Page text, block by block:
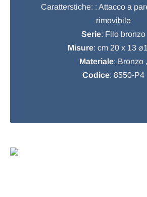
Caratterstiche: : Attacco a
rimovibile
Serie: Filo bronzo
Misure: cm 20 x 13
Materiale: Bronzo ,
Codice: 8550-P4